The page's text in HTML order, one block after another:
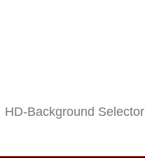
HD-Background Selector